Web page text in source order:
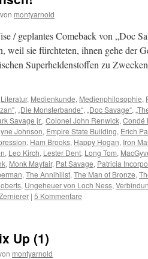
von montyarnold
/ geplantes Comeback von „Doc
weil sie fürchteten, ihnen gehe der
Superheldenstoffen zu
Literatur, Medienkunde, Medienphilosophie,
, „Die Monsterbande“, „Doc Savage“,
Savage jr., Colonel John Renwick, Condé
Johnson, Empire State Building, Erich
, Ham Brooks, Happy Hogan, Iron
, Leo Kirch, Lester Dent, Long Tom,
, Monk Mayfair, Pat Savage, Patricia
, The Annihilist, The Man of Bronze,
, Ungeheuer von Loch Ness,
| 5 Kommentare
Up (1)
montyarnold